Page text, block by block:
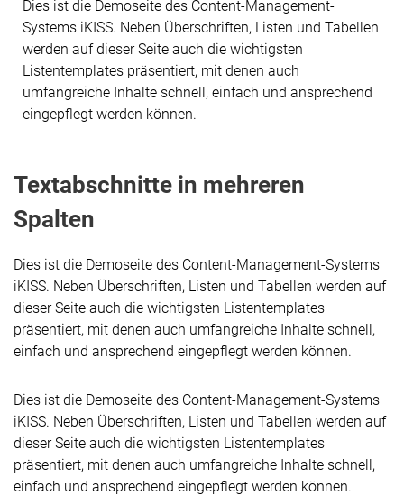
Dies ist die Demoseite des Content-Management-
Systems iKISS. Neben Überschriften, Listen und Tabellen
werden auf dieser Seite auch die wichtigsten
Listentemplates präsentiert, mit denen auch
umfangreiche Inhalte schnell, einfach und ansprechend
eingepflegt werden können.
Textabschnitte in mehreren
Spalten
Dies ist die Demoseite des Content-Management-Systems
iKISS. Neben Überschriften, Listen und Tabellen werden auf
dieser Seite auch die wichtigsten Listentemplates
präsentiert, mit denen auch umfangreiche Inhalte schnell,
einfach und ansprechend eingepflegt werden können.
Dies ist die Demoseite des Content-Management-Systems
iKISS. Neben Überschriften, Listen und Tabellen werden auf
dieser Seite auch die wichtigsten Listentemplates
präsentiert, mit denen auch umfangreiche Inhalte schnell,
einfach und ansprechend eingepflegt werden können.